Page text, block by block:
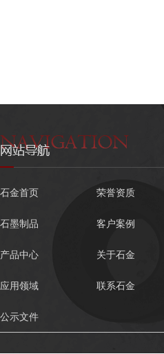
石金首页 荣誉资质
石墨制品 客户案例
产品中心 关于石金
应用领域 联系石金
公示文件